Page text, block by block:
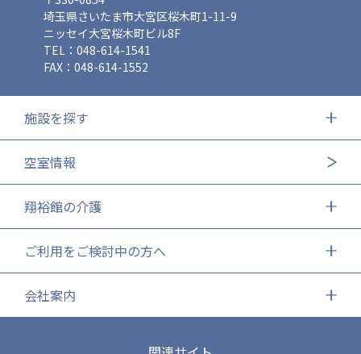
埼玉県さいたま市大宮区桜木町1-11-9
ニッセイ大宮桜木町ビル8F
TEL：048-614-1541
FAX：048-614-1552
施設を探す
空室情報
翔裕館の介護
ご利用をご検討中の方へ
会社案内